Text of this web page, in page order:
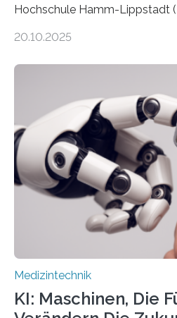
Hochschule Hamm-Lippstadt
auf Personen ab, die bettlägerig
Entwicklung der Sensorik und
HSHL verantwortet die
sowie die KI-gestützte
die Entwicklung eines
Assistenzsystems, das den
kontinuierlich erfasst,
und in Notfällen selbstständig
20.10.2025
Medizintechnik
KI: Maschinen, Die